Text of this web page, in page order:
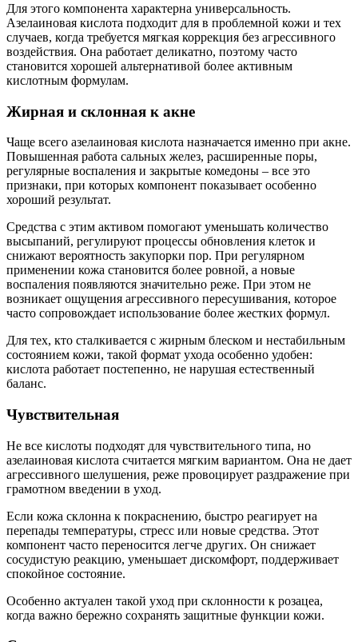
Для этого компонента характерна универсальность.
Азелаиновая кислота подходит для в проблемной кожи и тех
случаев, когда требуется мягкая коррекция без агрессивного
воздействия. Она работает деликатно, поэтому часто
становится хорошей альтернативой более активным
кислотным формулам.
Жирная и склонная к акне
Чаще всего азелаиновая кислота назначается именно при акне.
Повышенная работа сальных желез, расширенные поры,
регулярные воспаления и закрытые комедоны – все это
признаки, при которых компонент показывает особенно
хороший результат.
Средства с этим активом помогают уменьшать количество
высыпаний, регулируют процессы обновления клеток и
снижают вероятность закупорки пор. При регулярном
применении кожа становится более ровной, а новые
воспаления появляются значительно реже. При этом не
возникает ощущения агрессивного пересушивания, которое
часто сопровождает использование более жестких формул.
Для тех, кто сталкивается с жирным блеском и нестабильным
состоянием кожи, такой формат ухода особенно удобен:
кислота работает постепенно, не нарушая естественный
баланс.
Чувствительная
Не все кислоты подходят для чувствительного типа, но
азелаиновая кислота считается мягким вариантом. Она не дает
агрессивного шелушения, реже провоцирует раздражение при
грамотном введении в уход.
Если кожа склонна к покраснению, быстро реагирует на
перепады температуры, стресс или новые средства. Этот
компонент часто переносится легче других. Он снижает
сосудистую реакцию, уменьшает дискомфорт, поддерживает
спокойное состояние.
Особенно актуален такой уход при склонности к розацеа,
когда важно бережно сохранять защитные функции кожи.